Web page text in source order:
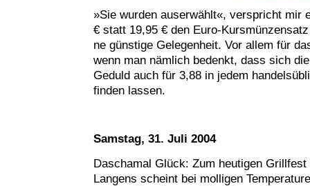
»Sie wurden auserwählt«, verspricht mir
€ statt 19,95 € den Euro-
ne günstige Gelegenheit. Vor allem für
wenn man nämlich bedenkt, dass sich
Geduld auch für 3,88 in jedem
finden lassen.
Samstag, 31. Juli 2004
Daschamal Glück: Zum heutigen
Langens scheint bei molligen